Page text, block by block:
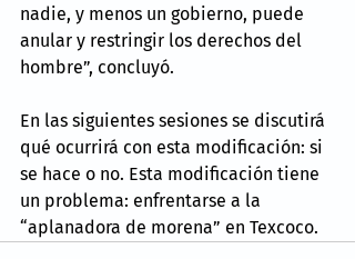
nadie, y menos un gobierno, puede
anular y restringir los derechos del
hombre”, concluyó.
En las siguientes sesiones se discutirá
qué ocurrirá con esta modificación: si
se hace o no. Esta modificación tiene
un problema: enfrentarse a la
“aplanadora de morena” en Texcoco.